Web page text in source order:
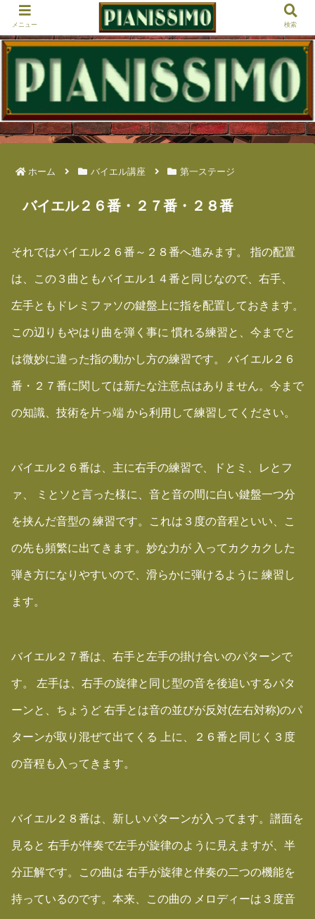
ホーム バイエル講座 第一ステージ
バイエル２６番・２７番・２８番
それではバイエル２６番～２８番へ進みます。 指の配置
は、この３曲ともバイエル１４番と同じなので、右手、
左手ともドレミファソの鍵盤上に指を配置しておきます。
この辺りもやはり曲を弾く事に 慣れる練習と、今までと
は微妙に違った指の動かし方の練習です。 バイエル２６
番・２７番に関しては新たな注意点はありません。今まで
の知識、技術を片っ端 から利用して練習してください。
バイエル２６番は、主に右手の練習で、ドとミ、レとフ
ァ、 ミとソと言った様に、音と音の間に白い鍵盤一つ分
を挟んだ音型の 練習です。これは３度の音程といい、こ
の先も頻繁に出てきます。妙な力が 入ってカクカクした
弾き方になりやすいので、滑らかに弾けるように 練習し
ます。
バイエル２７番は、右手と左手の掛け合いのパターンで
す。 左手は、右手の旋律と同じ型の音を後追いするパタ
ーンと、ちょうど 右手とは音の並びが反対(左右対称)のパ
ターンが取り混ぜて出てくる 上に、２６番と同じく３度
の音程も入ってきます。
バイエル２８番は、新しいパターンが入ってます。譜面を
見ると 右手が伴奏で左手が旋律のように見えますが、半
分正解です。この曲は 右手が旋律と伴奏の二つの機能を
持っているのです。本来、この曲の メロディーは３度音
メニュー 検索